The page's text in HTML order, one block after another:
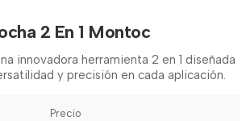
2 En 1 Montoc
innovadora herramienta 2 en 1 diseñada
y precisión en cada aplicación.
Precio